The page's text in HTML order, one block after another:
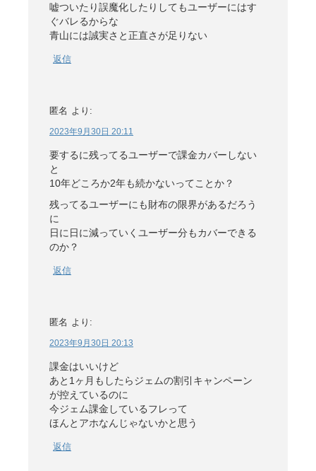
嘘ついたり誤魔化したりしてもユーザーにはす
ぐバレるからな
青山には誠実さと正直さが足りない
返信
匿名 より:
2023年9月30日 20:11
要するに残ってるユーザーで課金カバーしない
と
10年どころか2年も続かないってことか？
残ってるユーザーにも財布の限界があるだろう
に
日に日に減っていくユーザー分もカバーできる
のか？
返信
匿名 より:
2023年9月30日 20:13
課金はいいけど
あと1ヶ月もしたらジェムの割引キャンペーン
が控えているのに
今ジェム課金しているフレって
ほんとアホなんじゃないかと思う
返信